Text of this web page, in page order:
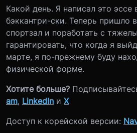
Какой день. Я написал это
бэккантри-ски. Теперь пришло
спортзал и поработать с
гарантировать, что когда я
марте, я по-прежнему буду
физической форме.
Хотите больше?
am, LinkedIn и X
Доступ к корейской версии: